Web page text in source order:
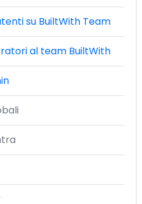
su BuiltWith Team
al team BuiltWith